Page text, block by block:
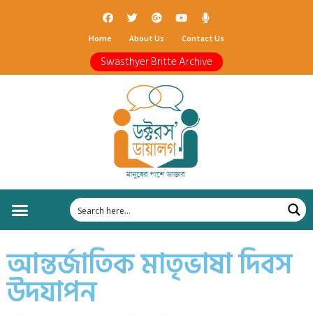
Home About Us Contact Us
Swasthyer Britte Archive
আন্তর্জাতিক মাতৃভাষা দিবস
উদযাপন